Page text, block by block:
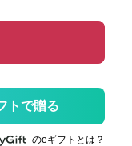
トで贈る
のeギフトとは？